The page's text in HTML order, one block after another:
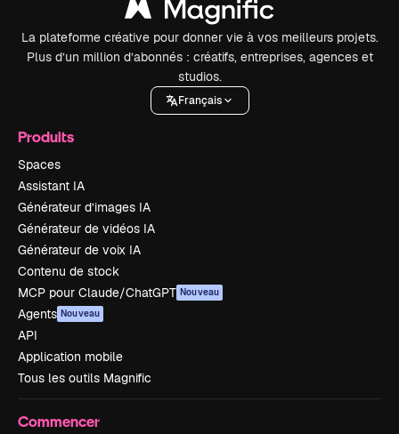
La plateforme créative pour donner vie à vos meilleurs projets.
Plus d’un million d’abonnés : créatifs, entreprises, agences et
studios.
Français
Produits
Spaces
Assistant IA
Générateur d’images IA
Générateur de vidéos IA
Générateur de voix IA
Contenu de stock
MCP pour Claude/ChatGPT Nouveau
Agents Nouveau
API
Application mobile
Tous les outils Magnific
Commencer